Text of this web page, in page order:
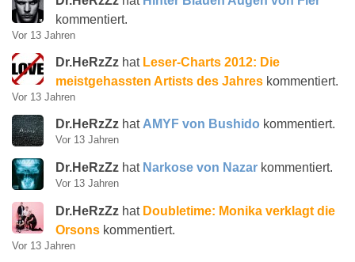
kommentiert.
Vor 13 Jahren
Dr.HeRzZz hat Leser-Charts 2012: Die
meistgehassten Artists des Jahres kommentiert.
Vor 13 Jahren
Dr.HeRzZz hat AMYF von Bushido kommentiert.
Vor 13 Jahren
Dr.HeRzZz hat Narkose von Nazar kommentiert.
Vor 13 Jahren
Dr.HeRzZz hat Doubletime: Monika verklagt die
Orsons kommentiert.
Vor 13 Jahren